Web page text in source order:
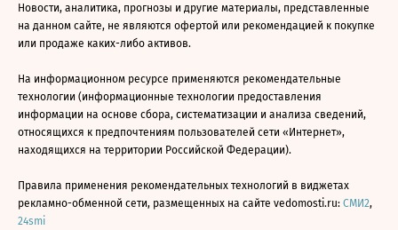
Новости, аналитика, прогнозы и другие материалы, представленные
на данном сайте, не являются офертой или рекомендацией к покупке
или продаже каких-либо активов.
На информационном ресурсе применяются рекомендательные
технологии (информационные технологии предоставления
информации на основе сбора, систематизации и анализа сведений,
относящихся к предпочтениям пользователей сети «Интернет»,
находящихся на территории Российской Федерации).
Правила применения рекомендательных технологий в виджетах
рекламно-обменной сети, размещенных на сайте vedomosti.ru: СМИ2,
24smi